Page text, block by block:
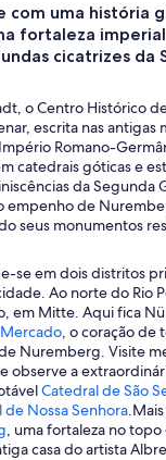
com uma história
fortaleza
cicatrizes da
o Centro Histórico
escrita nas antigas
Romano-
catedrais góticas e
da Segunda
empenho de
seus monumentos
se em dois distritos
Ao norte do Rio
em Mitte. Aqui fica
A
b
r
e
e
m
u
, o coração
Nuremberg. Visite
observe a
Catedral de São
de Nossa SenhoraA
b
r
b
, uma fortaleza no
casa do artista